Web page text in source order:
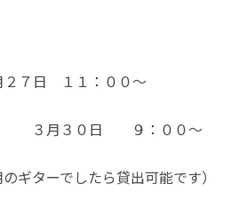
２７日 １１：００～
０日 ９：００～
ギターでしたら貸出可能です）